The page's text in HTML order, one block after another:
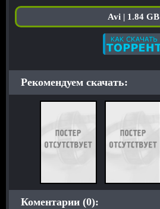
Avi | 1.84 GB
Рекомендуем скачать:
Коментарии (0):